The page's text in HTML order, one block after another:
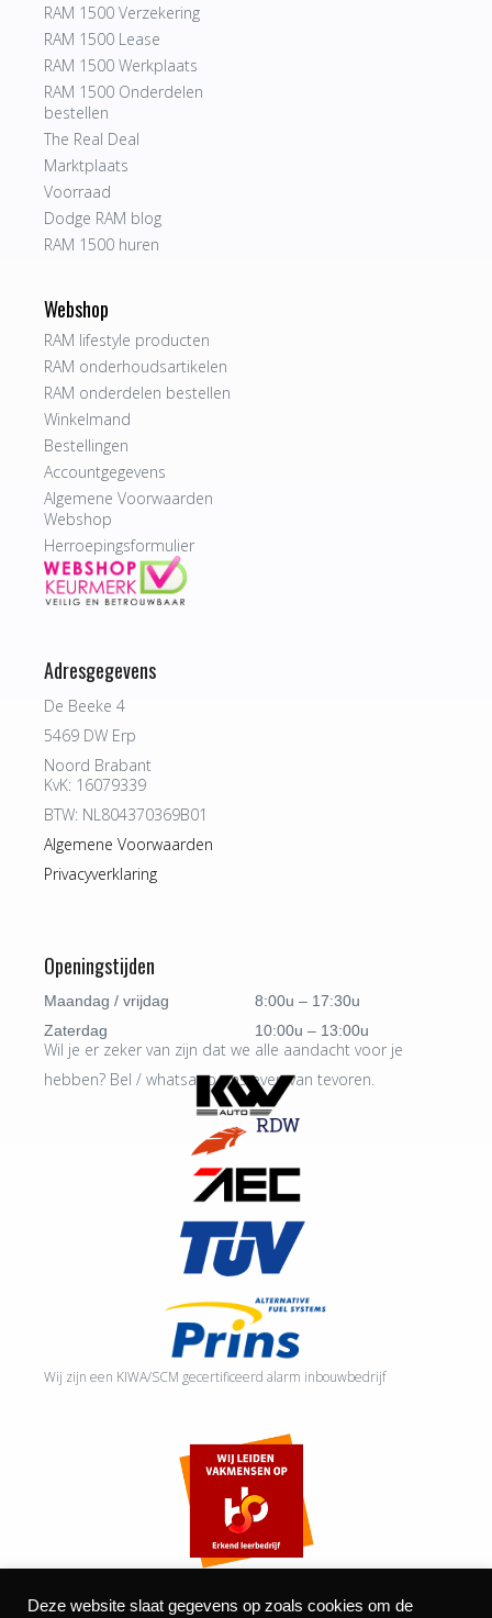
RAM 1500 Verzekering
RAM 1500 Lease
RAM 1500 Werkplaats
RAM 1500 Onderdelen
bestellen
The Real Deal
Marktplaats
Voorraad
Dodge RAM blog
RAM 1500 huren
Webshop
RAM lifestyle producten
RAM onderhoudsartikelen
RAM onderdelen bestellen
Winkelmand
Bestellingen
Accountgegevens
Algemene Voorwaarden
Webshop
Herroepingsformulier
Adresgegevens
De Beeke 4
5469 DW Erp
Noord Brabant
KvK: 16079339
BTW: NL804370369B01
Algemene Voorwaarden
Privacyverklaring
Openingstijden
Maandag / vrijdag
8:00u – 17:30u
Zaterdag
10:00u – 13:00u
Wil je er zeker van zijn dat we alle aandacht voor je
hebben? Bel / whatsapp ons even van tevoren.
Wij zijn een KIWA/SCM gecertificeerd alarm inbouwbedrijf
Deze website slaat gegevens op zoals cookies om de